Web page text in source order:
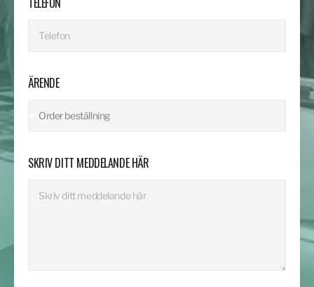
ÄRENDE
SKRIV DITT MEDDELANDE HÄR